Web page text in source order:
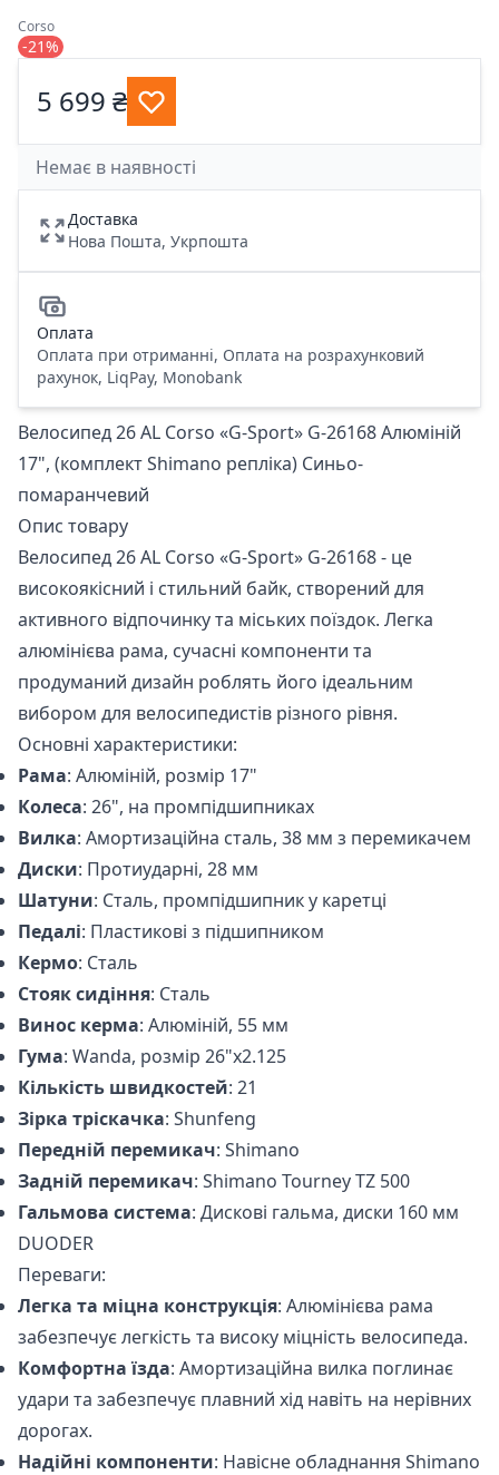
Corso
-21%
5 699 ₴
Немає в наявності
Доставка
Нова Пошта, Укрпошта
Оплата
Оплата при отриманні, Оплата на розрахунковий
рахунок, LiqPay, Monobank
Велосипед 26 AL Corso «G-Sport» G-26168 Алюміній
17", (комплект Shimano репліка) Синьо-
помаранчевий
Опис товару
Велосипед 26 AL Corso «G-Sport» G-26168 - це
високоякісний і стильний байк, створений для
активного відпочинку та міських поїздок. Легка
алюмінієва рама, сучасні компоненти та
продуманий дизайн роблять його ідеальним
вибором для велосипедистів різного рівня.
Основні характеристики:
Рама: Алюміній, розмір 17"
Колеса: 26", на промпідшипниках
Вилка: Амортизаційна сталь, 38 мм з перемикачем
Диски: Протиударні, 28 мм
Шатуни: Сталь, промпідшипник у каретці
Педалі: Пластикові з підшипником
Кермо: Сталь
Стояк сидіння: Сталь
Винос керма: Алюміній, 55 мм
Гума: Wanda, розмір 26"x2.125
Кількість швидкостей: 21
Зірка тріскачка: Shunfeng
Передній перемикач: Shimano
Задній перемикач: Shimano Tourney TZ 500
Гальмова система: Дискові гальма, диски 160 мм
DUODER
Переваги:
Легка та міцна конструкція: Алюмінієва рама
забезпечує легкість та високу міцність велосипеда.
Комфортна їзда: Амортизаційна вилка поглинає
удари та забезпечує плавний хід навіть на нерівних
дорогах.
Надійні компоненти: Навісне обладнання Shimano